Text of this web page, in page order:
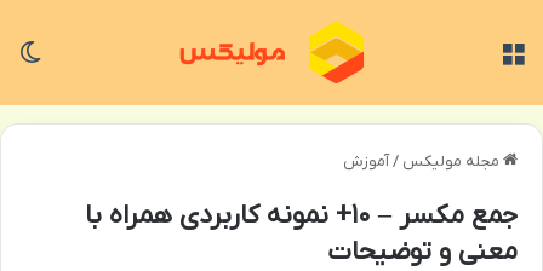
مجله مولیکس /آموزش
جمع مکسر – ۱۰+ نمونه کاربردی همراه با
معنی و توضیحات